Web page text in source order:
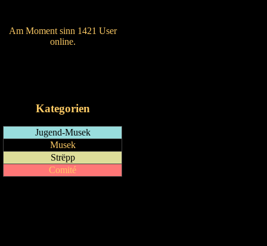
Am Moment sinn 1421 User
online.
Kategorien
Jugend-Musek
Musek
Strëpp
Comité